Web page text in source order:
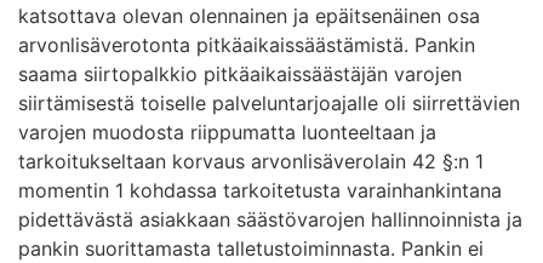
katsottava olevan olennainen ja epäitsenäinen osa
arvonlisäverotonta pitkäaikaissäästämistä. Pankin
saama siirtopalkkio pitkäaikaissäästäjän varojen
siirtämisestä toiselle palveluntarjoajalle oli siirrettävien
varojen muodosta riippumatta luonteeltaan ja
tarkoitukseltaan korvaus arvonlisäverolain 42 §:n 1
momentin 1 kohdassa tarkoitetusta varainhankintana
pidettävästä asiakkaan säästövarojen hallinnoinnista ja
pankin suorittamasta talletustoiminnasta. Pankin ei